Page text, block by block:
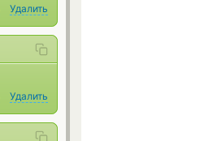
Удалить
Удалить